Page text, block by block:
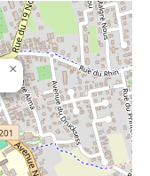
×